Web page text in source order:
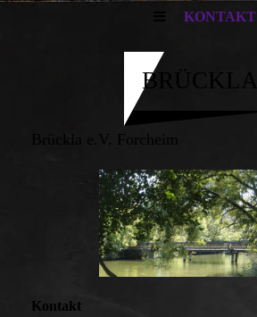
KONTAKT
BRÜCKLA
Brückla e.V. Forcheim
Kontakt